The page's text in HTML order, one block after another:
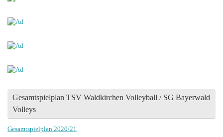
Gesamtspielplan TSV Waldkirchen Volleyball / SG Bayerwald
Volleys
Gesamtspielplan 2020/21